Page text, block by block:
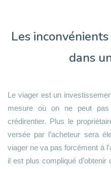
Les
dans
Le viager est un
mesure où on ne peut
crédirentier. Plus le
versée par l’acheteur sera
viager ne va pas forcément à
il est plus compliqué